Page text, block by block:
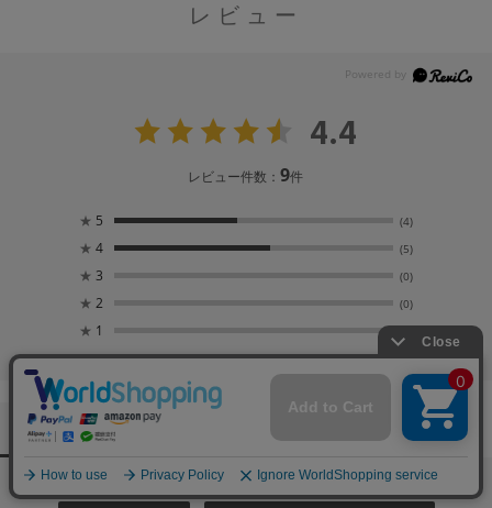
レビュー
4.4
レビュー件数：9件
★ 5 (4)
★ 4 (5)
★ 3 (0)
★ 2 (0)
★ 1 (0)
ユーザーレビュー スタッフレビュー （12）